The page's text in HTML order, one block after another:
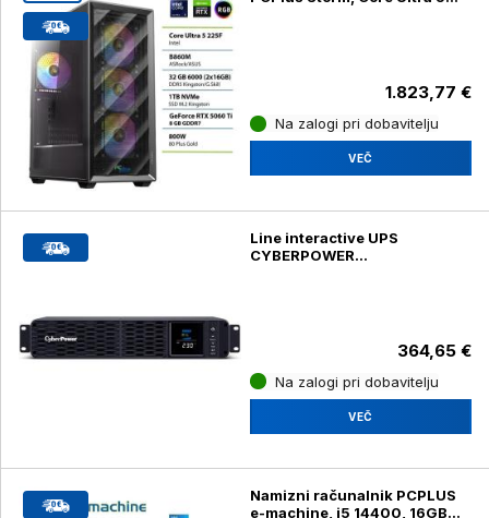
1.823,77 €
Na zalogi pri dobavitelju
VEČ
Line interactive UPS
CYBERPOWER
364,65 €
Na zalogi pri dobavitelju
VEČ
Namizni računalnik PCPLUS
e-machine, i5 14400, 16GB